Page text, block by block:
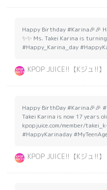
Happy Birthday #Karina🎉🎉
✨✨ Ms. Takei Karina is
#Happy_Karina_day
KPOP JUICE!!【Kジュ!!】
Happy BirthDay #Karina🎉🎉
Takei Karina is now 17 years
kpopjuice.com/member/
#HappyKarinaday
KPOP JUICE!!【Kジュ!!】